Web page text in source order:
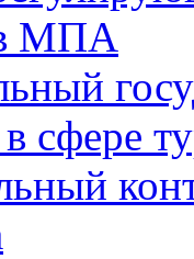
МПА
сфере